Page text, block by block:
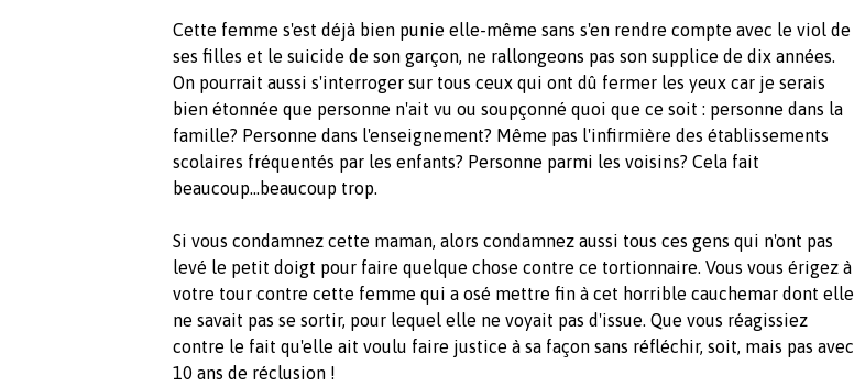
Cette femme s'est déjà bien punie elle-même sans s'en rendre compte avec le viol de
ses filles et le suicide de son garçon, ne rallongeons pas son supplice de dix années.
On pourrait aussi s'interroger sur tous ceux qui ont dû fermer les yeux car je serais
bien étonnée que personne n'ait vu ou soupçonné quoi que ce soit : personne dans la
famille? Personne dans l'enseignement? Même pas l'infirmière des établissements
scolaires fréquentés par les enfants? Personne parmi les voisins? Cela fait
beaucoup...beaucoup trop.
Si vous condamnez cette maman, alors condamnez aussi tous ces gens qui n'ont pas
levé le petit doigt pour faire quelque chose contre ce tortionnaire. Vous vous érigez à
votre tour contre cette femme qui a osé mettre fin à cet horrible cauchemar dont elle
ne savait pas se sortir, pour lequel elle ne voyait pas d'issue. Que vous réagissiez
contre le fait qu'elle ait voulu faire justice à sa façon sans réfléchir, soit, mais pas avec
10 ans de réclusion !